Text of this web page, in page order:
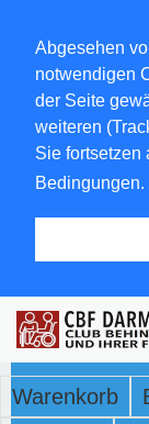
Abgesehen
notwendigen
der Seite
weiteren
Sie fortsetzen
Bedingungen.
Warenkorb